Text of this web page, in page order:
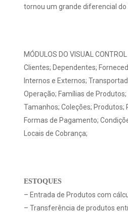
tornou um grande diferencial do
MÓDULOS DO VISUAL CONTROL
Clientes; Dependentes;
Internos e Externos;
Operação; Famílias de Produtos;
Tamanhos; Coleções; Produtos;
Formas de Pagamento;
Locais de Cobrança;
ESTOQUES
– Entrada de Produtos com
– Transferência de produtos